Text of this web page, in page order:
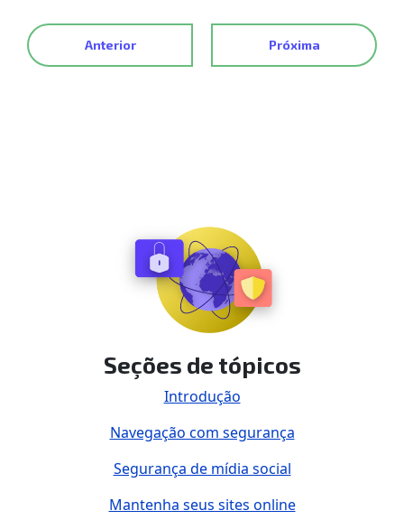
Seções de tópicos
Introdução
Navegação com segurança
Segurança de mídia social
Mantenha seus sites online
Anterior Próxima